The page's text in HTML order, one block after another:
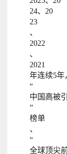
24、20
23
、
2022
、
2021
年连续5年
“
中国高被
”
榜单
、
“
全球顶尖